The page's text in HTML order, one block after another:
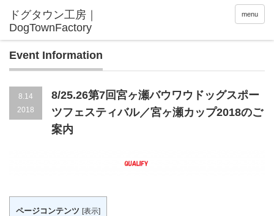
menu
Event Information
8.14
2018
8/25.26第7回宮ヶ瀬バウワウドッグスポー
ツフェスティバル／宮ヶ瀬カップ2018のご
案内
ページコンテンツ [表示]